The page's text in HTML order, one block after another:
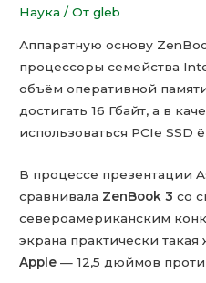
Наука / От gleb
Аппаратную основу
процессоры семейства
объём оперативной
достигать 16 Гбайт, а в
использоваться PCIe SSD
В процессе презентации
сравнивала ZenBook 3 со
североамериканским
экрана практически такая
Apple — 12,5 дюймов